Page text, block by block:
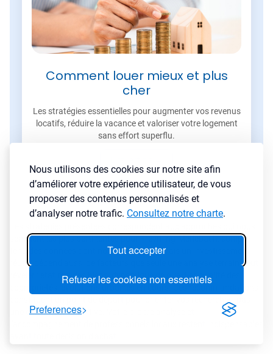
Nous utilisons des cookies sur notre site afin
d’améliorer votre expérience utilisateur, de vous
proposer des contenus personnalisés et
d’analyser notre trafic. Consultez notre charte.
Tout accepter
Refuser les cookies non essentiels
Preferences
Comment louer mieux et plus
cher
Les stratégies essentielles pour augmenter vos revenus
locatifs, réduire la vacance et valoriser votre logement
sans effort superflu.
semblent les plus pertinentes pour Freyming-Merlebach, compte
tenu des données dont nous disposons. Mais un investissement
réussi dépend aussi de facteurs que seule une analyse terrain peut
révéler : état réel des biens, dynamique de quartier, qualité des
une conclusion définitive. Votre propre analyse et